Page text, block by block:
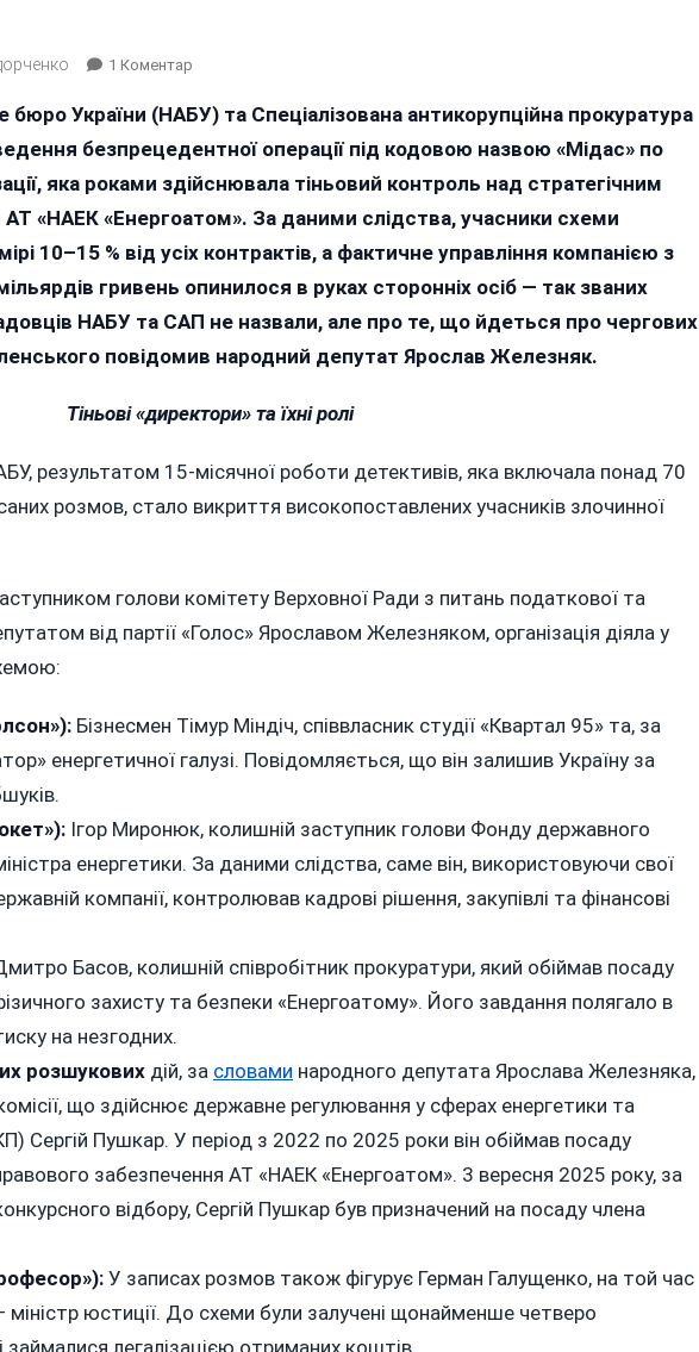
1 Коментар
«Мідас»:
Як
«потужні
Зеленського
Захопили
Контроль
бюро України (НАБУ) та Спеціалізована антикорупційна прокуратура
безпрецедентної операції під кодовою назвою «Мідас» по
яка роками здійснювала тіньовий контроль над стратегічним
«НАЕК «Енергоатом». За даними слідства, учасники схеми
10–15 % від усіх контрактів, а фактичне управління компанією з
гривень опинилося в руках сторонніх осіб — так званих
НАБУ та САП не назвали, але про те, що йдеться про чергових
повідомив народний депутат Ярослав Железняк.
Тіньові «директори» та їхні ролі
результатом 15-місячної роботи детективів, яка включала понад 70
розмов, стало викриття високопоставлених учасників злочинної
голови комітету Верховної Ради з питань податкової та
від партії «Голос» Ярославом Железняком, організація діяла у
Бізнесмен Тімур Міндіч, співвласник студії «Квартал 95» та, за
енергетичної галузі. Повідомляється, що він залишив Україну за
Ігор Миронюк, колишній заступник голови Фонду державного
енергетики. За даними слідства, саме він, використовуючи свої
компанії, контролював кадрові рішення, закупівлі та фінансові
Басов, колишній співробітник прокуратури, який обіймав посаду
захисту та безпеки «Енергоатому». Його завдання полягало в
на незгодних.
розшукових дій, за словами народного депутата Ярослава Железняка,
що здійснює державне регулювання у сферах енергетики та
Сергій Пушкар. У період з 2022 по 2025 роки він обіймав посаду
забезпечення АТ «НАЕК «Енергоатом». 3 вересня 2025 року, за
відбору, Сергій Пушкар був призначений на посаду члена
У записах розмов також фігурує Герман Галущенко, на той час
міністр юстиції. До схеми були залучені щонайменше четверо
займалися легалізацією отриманих коштів.